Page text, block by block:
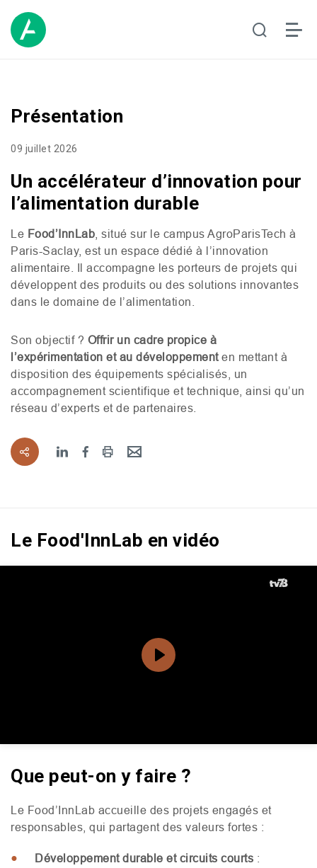
Présentation
09 juillet 2026
Un accélérateur d’innovation pour
l’alimentation durable
Le Food’InnLab , situé sur le campus AgroParisTech à
Paris-Saclay, est un espace dédié à l’innovation
alimentaire. Il accompagne les porteurs de projets qui
développent des produits ou des solutions innovantes
dans le domaine de l’alimentation.
Son objectif ? Offrir un cadre propice à
l’expérimentation et au développementen mettant à
disposition des équipements spécialisés, un
accompagnement scientifique et technique, ainsi qu’un
réseau d’experts et de partenaires.
Le Food'InnLab en vidéo
Mute
Play
Que peut-on y faire ?
Le Food’InnLab accueille des projets engagés et
responsables, qui partagent des valeurs fortes :
Développement durable et circuits courts :